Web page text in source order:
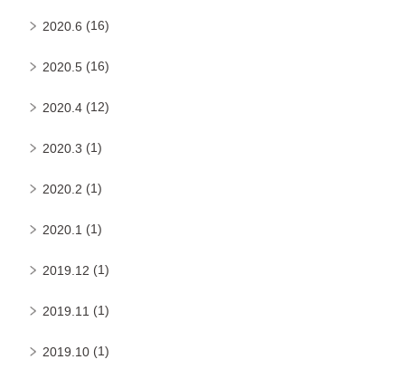
2020.6 (16)
2020.5 (16)
2020.4 (12)
2020.3 (1)
2020.2 (1)
2020.1 (1)
2019.12 (1)
2019.11 (1)
2019.10 (1)